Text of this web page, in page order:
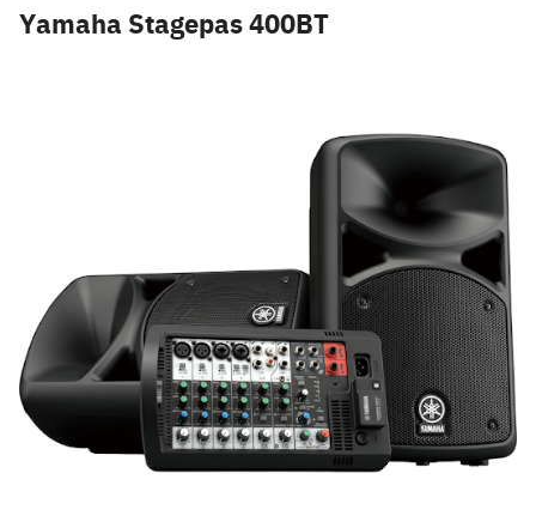
Yamaha Stagepas 400BT